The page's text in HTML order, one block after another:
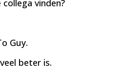
vinden?
Guy.
beter is.